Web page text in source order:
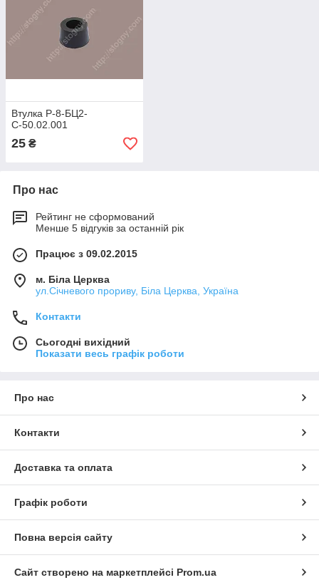
Втулка Р-8-БЦ2-
С-50.02.001
25 ₴
Про нас
Рейтинг не сформований
Менше 5 відгуків за останній рік
Працює з 09.02.2015
м. Біла Церква
ул.Січневого прориву, Біла Церква, Україна
Контакти
Сьогодні вихідний
Показати весь графік роботи
Про нас
Контакти
Доставка та оплата
Графік роботи
Повна версія сайту
Сайт створено на маркетплейсі Prom.ua